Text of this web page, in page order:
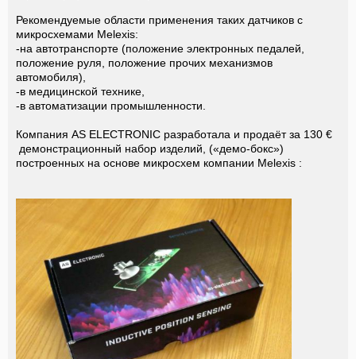
Рекомендуемые области применения таких датчиков с
микросхемами Melexis:
-на автотранспорте (положение электронных педалей,
положение руля, положение прочих механизмов
автомобиля),
-в медицинской технике,
-в автоматизации промышленности.
Компания AS ELECTRONIC разработала и продаёт за 130 €
демонстрационный набор изделий, («демо-бокс»)
построенных на основе микросхем компании Melexis :